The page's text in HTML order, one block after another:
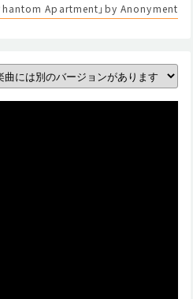
Phantom Apartment」by Anonyment